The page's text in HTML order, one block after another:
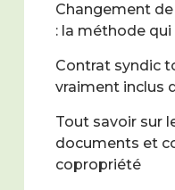
Changement
: la méthode
Contrat syndic
vraiment inclus
Tout savoir sur
documents et
copropriété